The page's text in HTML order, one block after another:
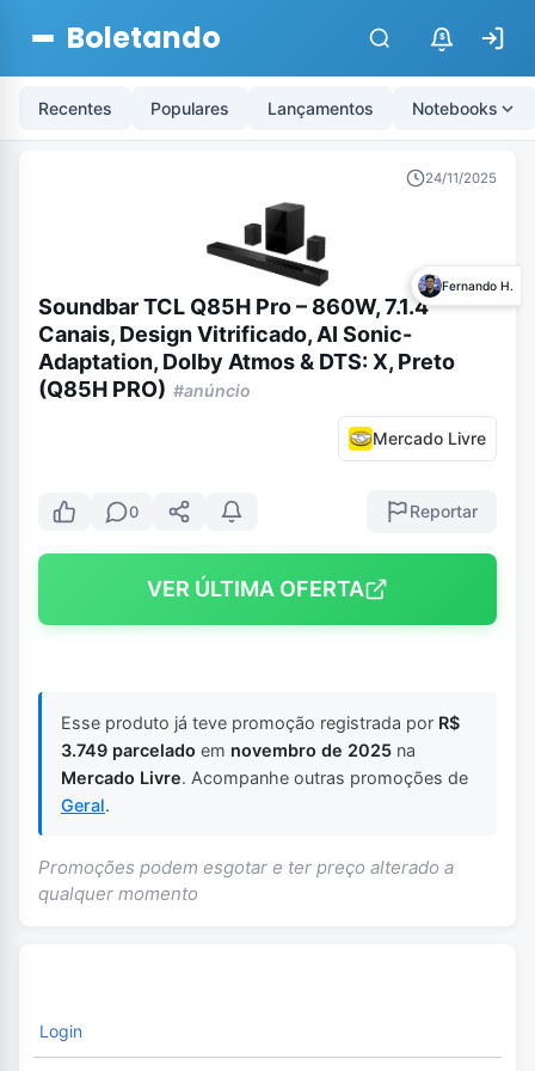
Boletando $
Recentes Populares Lançamentos Notebooks
24/11/2025
Fernando H.
Soundbar TCL Q85H Pro – 860W, 7.1.4
Canais, Design Vitrificado, AI Sonic-
Adaptation, Dolby Atmos & DTS: X, Preto
(Q85H PRO) #anúncio
Mercado Livre
0 Reportar
VER ÚLTIMA OFERTA
Esse produto já teve promoção registrada por R$
3.749 parcelado em novembro de 2025 na
Mercado Livre. Acompanhe outras promoções de
Geral.
Promoções podem esgotar e ter preço alterado a
qualquer momento
Login